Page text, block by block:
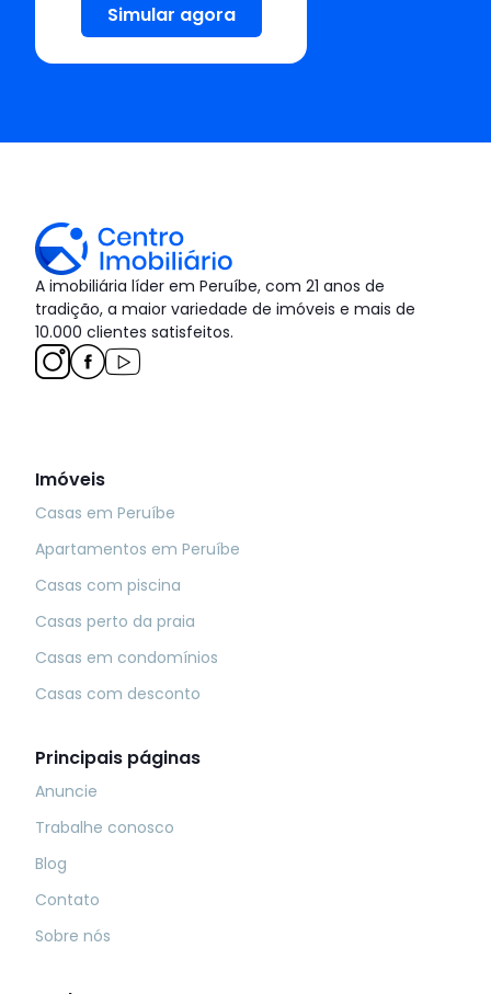
Simular agora
A imobiliária líder em Peruíbe, com 21 anos de
tradição, a maior variedade de imóveis e mais de
10.000 clientes satisfeitos.
Imóveis
Casas em Peruíbe
Apartamentos em Peruíbe
Casas com piscina
Casas perto da praia
Casas em condomínios
Casas com desconto
Principais páginas
Anuncie
Trabalhe conosco
Blog
Contato
Sobre nós